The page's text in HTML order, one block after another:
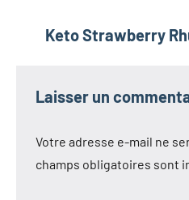
Keto Strawberry
Laisser un
Votre adresse e-mail ne
champs obligatoires sont